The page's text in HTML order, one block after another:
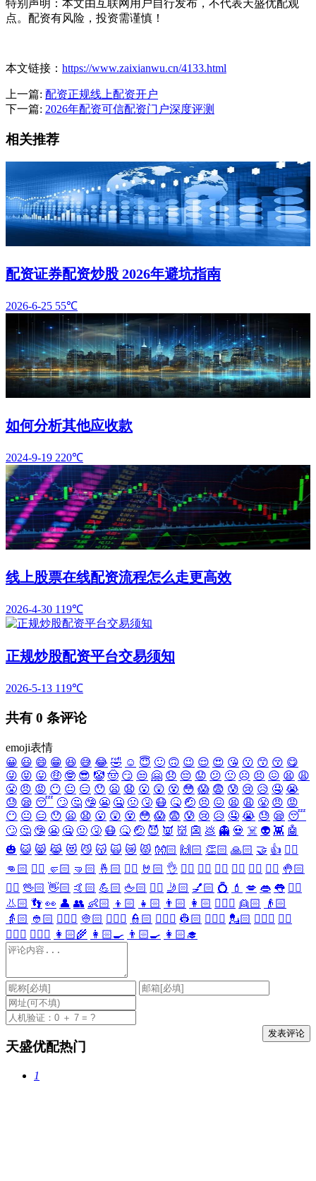
特别声明：本文由互联网用户自行发布，不代表天盛优配观
点。配资有风险，投资需谨慎！
本文链接： https://www.zaixianwu.cn/4133.html
上一篇: 配资正规线上配资开户
下一篇: 2026年配资可信配资门户深度评测
相关推荐
配资证券配资炒股 2026年避坑指南
2026-6-25 55℃
如何分析其他应收款
2024-9-19 220℃
线上股票在线配资流程怎么走更高效
2026-4-30 119℃
正规炒股配资平台交易须知
2026-5-13 119℃
共有 0 条评论
emoji表情
😀 😃 😄 😁 😆 😅 😂 🤣 ☺️ 😇 🙂 🙃 😉 😌 😍 😘 😗 😙 😚 😋
😜 😝 😛 🤑 🤓 😎 🤡 🤠 😏 😒 🤗 😞 😔 😟 😕 🙁 ☹️ 😣 😖 😫 😩
😤 😠 😡 😶 😐 😑 😯 😦 😧 😮 😲 😵 😳 😱 😨 😰 😢 😥 🤤 😭
😓 😪 😴 🙄 🤔 🤥 😬 🤐 🤢 🤧 😷 🤒 🤕 😣 😖 😫 😩 😤 😠 😡
😶 😐 😑 😯 😦 😧 😮 😲 😵 😳 😱 😨 😰 😢 😥 🤤 😭 😓 😪 😴
🙄 🤔 🤥 😬 🤐 🤢 🤧 😷 🤒 🤕 😈 👿 👹 👺 💩 👻 💀 ☠️ 👽 👾 🤖
🎃 😺 😸 😹 😻 😼 😽 🙀 😿 😾 👐🏻 🙌🏻 👏🏻 🙏🏻 🤝 👍 👎🏻
👊🏻 ✊🏻 🤛🏻 🤜🏻 🤞🏻 ✌🏻 🤘🏻 👌 👈🏻 👉🏻 👆🏻 👇🏻 ☝🏻 ✋🏻 🤚🏻
🖐🏻 🖖🏻 👋🏻 🤙🏻 💪🏻 🖕🏻 ✍🏻 🤳🏻 💅🏻 💍 💄 💋 👄 👅 👂🏻
👃🏻 👣 👀 👤 👥 👶🏻 👦🏻 👧🏻 👨🏻 👩🏻 👱🏻‍♀️ 👱🏻
👴🏻
👵🏻 👲🏻 👳🏻‍♀️ 👳🏻 👮🏻‍♀️ 👮🏻 👷🏻‍♀️ 👷🏻 💂🏻‍♀️ 💂🏻 🕵🏻‍♀️ 🕵🏻
👩🏻‍⚕️ 👨🏻‍⚕️ 👩🏻‍🌾 👩🏻‍🍳 👨🏻‍🍳 👩🏻‍🎓
天盛优配热门
1